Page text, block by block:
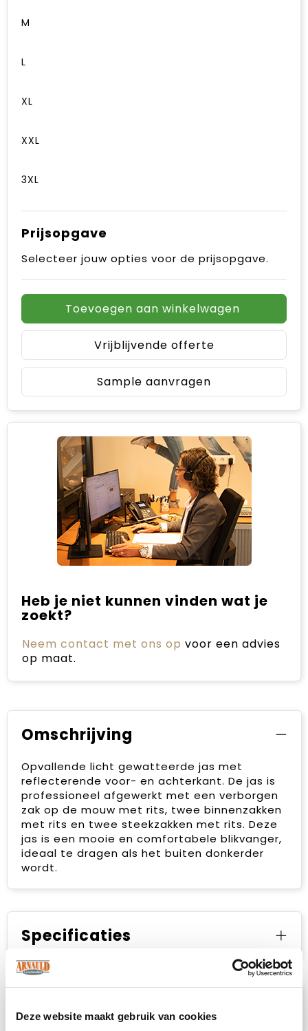
Deze website maakt gebruik van cookies
M
L
XL
XXL
3XL
Prijsopgave
Selecteer jouw opties voor de prijsopgave.
Toevoegen aan winkelwagen
Vrijblijvende offerte
Sample aanvragen
Heb je niet kunnen vinden wat je
zoekt?
Neem contact met ons op voor een advies
op maat.
Omschrijving
Opvallende licht gewatteerde jas met
reflecterende voor- en achterkant. De jas is
professioneel afgewerkt met een verborgen
zak op de mouw met rits, twee binnenzakken
met rits en twee steekzakken met rits. Deze
jas is een mooie en comfortabele blikvanger,
ideaal te dragen als het buiten donkerder
wordt.
Specificaties
Prijsspecificaties